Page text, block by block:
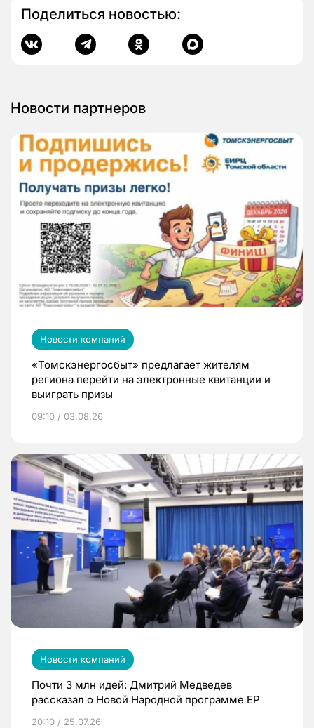
Поделиться новостью:
Новости партнеров
Новости компаний
«Томскэнергосбыт» предлагает жителям
региона перейти на электронные квитанции и
выиграть призы
09:10 / 03.08.26
Новости компаний
Почти 3 млн идей: Дмитрий Медведев
рассказал о Новой Народной программе ЕР
20:10 / 25.07.26